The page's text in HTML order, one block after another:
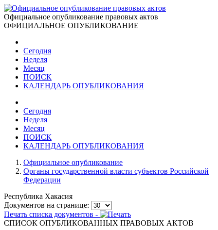
Официальное опубликование правовых актов
ОФИЦИАЛЬНОЕ ОПУБЛИКОВАНИЕ
Сегодня
Неделя
Месяц
ПОИСК
КАЛЕНДАРЬ ОПУБЛИКОВАНИЯ
Сегодня
Неделя
Месяц
ПОИСК
КАЛЕНДАРЬ ОПУБЛИКОВАНИЯ
Официальное опубликование
Органы государственной власти субъектов Российской
Федерации
Республика Хакасия
Документов на странице:
Печать списка документов -
СПИСОК ОПУБЛИКОВАННЫХ ПРАВОВЫХ АКТОВ